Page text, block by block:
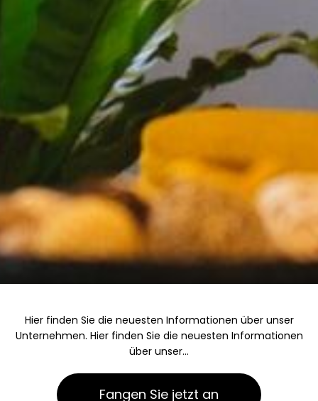
Hier finden Sie die neuesten Informationen über unser
Unternehmen. Hier finden Sie die neuesten Informationen
über unser...
Fangen Sie jetzt an